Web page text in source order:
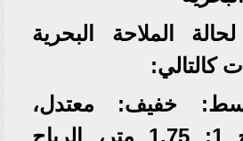
الملاحة البحرية
كالتالي:
خفيف: معتدل،